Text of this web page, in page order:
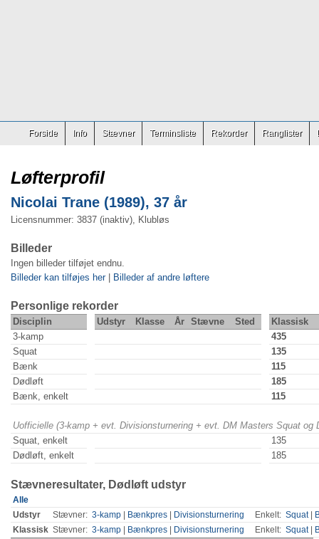
Forside Info Stævner Terminsliste Rekorder Ranglister
Løfterprofil
Nicolai Trane (1989), 37 år
Licensnummer: 3837 (inaktiv), Klubløs
Billeder
Ingen billeder tilføjet endnu.
Billeder kan tilføjes her| Billeder af andre løftere
Personlige rekorder
Disciplin Udstyr Klasse År Stævne Sted
Klassisk
3-kamp
435
Squat
135
Bænk
115
Dødløft
185
Bænk, enkelt
115
Uofficielle (3-kamp + evt. Divisionsturnering + evt. DM Masters Squat
Squat, enkelt
135
Dødløft, enkelt
185
Stævneresultater, Dødløft udstyr
Alle
Udstyr
Stævner: 3-kamp Bænkpres Divisionsturnering Enkelt: Squat|
Klassisk Stævner: 3-kamp Bænkpres Divisionsturnering Enkelt: Squat|